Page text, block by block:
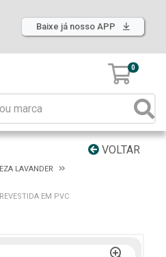
Baixe já nosso APP
0
VOLTAR
LAVANDER
EM PVC